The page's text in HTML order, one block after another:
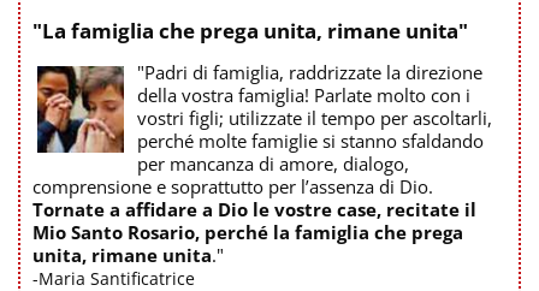
"La famiglia che prega unita, rimane unita"
"Padri di famiglia, raddrizzate la direzione
della vostra famiglia! Parlate molto con i
vostri figli; utilizzate il tempo per ascoltarli,
perché molte famiglie si stanno sfaldando
per mancanza di amore, dialogo,
comprensione e soprattutto per l’assenza di Dio.
Tornate a affidare a Dio le vostre case, recitate il
Mio Santo Rosario, perché la famiglia che prega
unita, rimane unita."
-Maria Santificatrice